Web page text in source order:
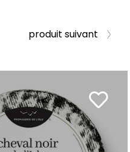
produit suivant